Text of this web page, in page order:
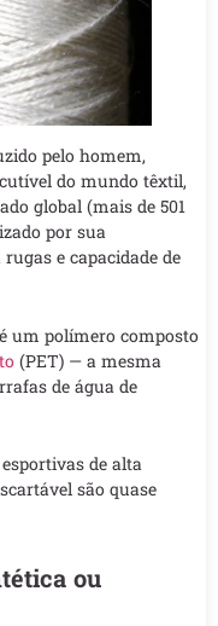
pelo homem,
do mundo têxtil,
global (mais de 501
por sua
e capacidade de
um polímero composto
(PET) — a mesma
de água de
de alta
são quase
ou